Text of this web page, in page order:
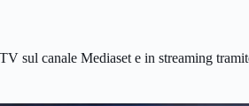
sul canale Mediaset e in streaming